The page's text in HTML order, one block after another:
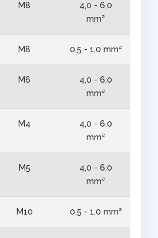
M8
4,0 - 6,0
mm²
M8 0,5 - 1,0 mm²
M6
4,0 - 6,0
mm²
M4
4,0 - 6,0
mm²
M5
4,0 - 6,0
mm²
M10 0,5 - 1,0 mm²